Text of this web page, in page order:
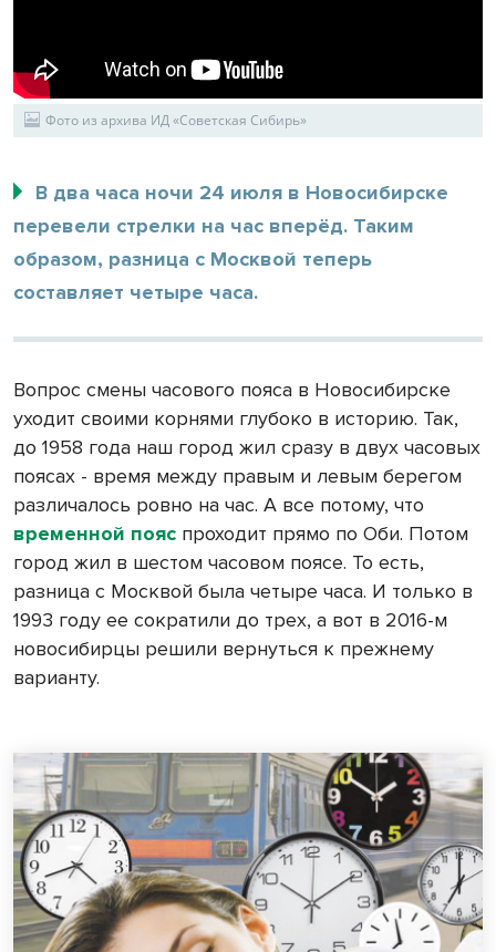
Фото из архива ИД «Советская Сибирь»
В два часа ночи 24 июля в Новосибирске
перевели стрелки на час вперёд. Таким
образом, разница с Москвой теперь
составляет четыре часа.
Вопрос смены часового пояса в Новосибирске
уходит своими корнями глубоко в историю. Так,
до 1958 года наш город жил сразу в двух часовых
поясах - время между правым и левым берегом
различалось ровно на час. А все потому, что
временной пояс проходит прямо по Оби. Потом
город жил в шестом часовом поясе. То есть,
разница с Москвой была четыре часа. И только в
1993 году ее сократили до трех, а вот в 2016-м
новосибирцы решили вернуться к прежнему
варианту.